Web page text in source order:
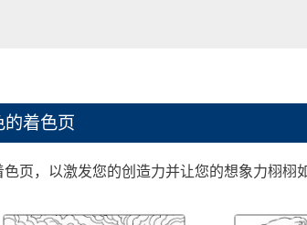
着色页
页，以激发您的创造力并让您的想象力栩栩